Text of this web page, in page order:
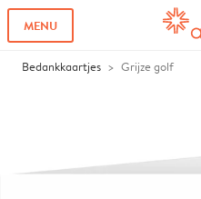
MENU
Bedankkaartjes Grijze golf